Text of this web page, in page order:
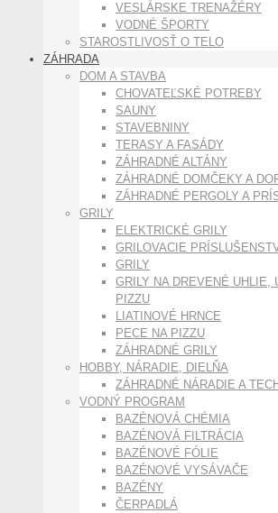
VESLÁRSKE TRENAŽÉRY
VODNÉ ŠPORTY
STAROSTLIVOSŤ O TELO
ZÁHRADA
DOM A STAVBA
CHOVATEĽSKÉ POTREBY
SAUNY
STAVEBNINY
TERASY A FASÁDY
ZÁHRADNÉ ALTÁNY
ZÁHRADNÉ DOMČEKY A
ZÁHRADNÉ PERGOLY A
GRILY
ELEKTRICKÉ GRILY
GRILOVACIE
GRILY
GRILY NA DREVENÉ UHLIE,
PIZZU
LIATINOVÉ HRNCE
PECE NA PIZZU
ZÁHRADNÉ GRILY
HOBBY, NÁRADIE, DIELŇA
ZÁHRADNÉ NÁRADIE A
VODNÝ PROGRAM
BAZÉNOVÁ CHÉMIA
BAZÉNOVÁ FILTRÁCIA
BAZÉNOVÉ FÓLIE
BAZÉNOVÉ VYSÁVAČE
BAZÉNY
ČERPADLÁ